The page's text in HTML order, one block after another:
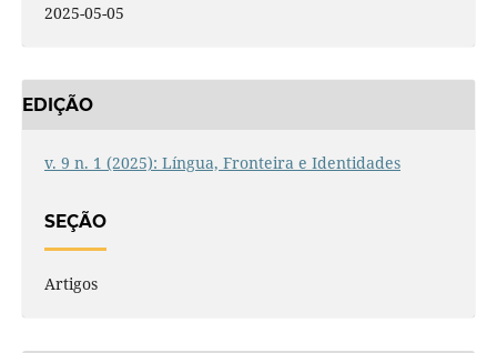
2025-05-05
EDIÇÃO
v. 9 n. 1 (2025): Língua, Fronteira e Identidades
SEÇÃO
Artigos